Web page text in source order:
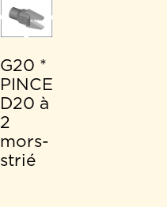
G20 *
PINCE
D20 à
2
mors-
strié